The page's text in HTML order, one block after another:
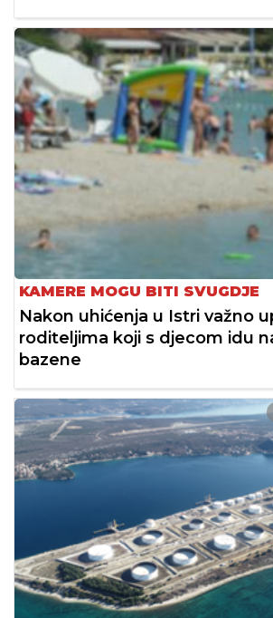
KAMERE MOGU BITI SVUGDJE
Nakon uhićenja u Istri važno
roditeljima koji s djecom idu
bazene